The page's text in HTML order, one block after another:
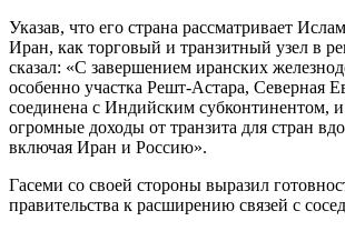
Указав, что его страна рассматривает
Иран, как торговый и транзитный узел в
сказал: «С завершением иранских
особенно участка Решт-Астара, Северная
соединена с Индийским субконтинентом, и
огромные доходы от транзита для стран
включая Иран и Россию».
Гасеми со своей стороны выразил
правительства к расширению связей с